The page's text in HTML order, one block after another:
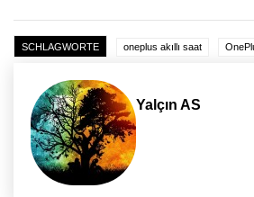
SCHLAGWORTE oneplus akıllı saat
Yalçın AS